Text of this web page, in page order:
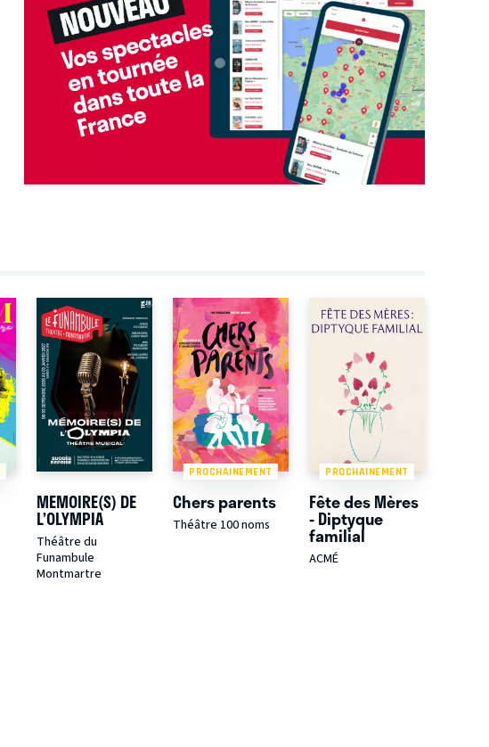
MEMOIRE(S) DE
L’OLYMPIA
Théâtre du
Funambule
Montmartre
PROCHAINEMENT
Chers parents
Théâtre 100 noms
PROCHAINEMENT
Fête des Mères
- Diptyque
familial
ACMÉ